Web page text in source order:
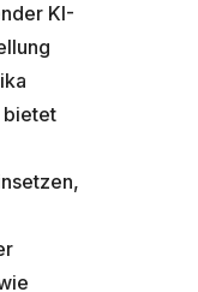
KI-
bietet